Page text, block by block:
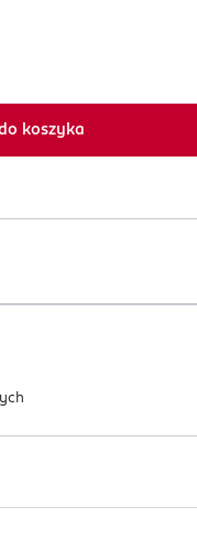
koszyka